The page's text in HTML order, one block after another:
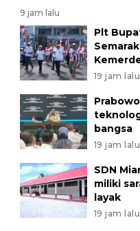
9 jam lalu
Plt
19 jam lalu
bangsa
19 jam lalu
SDN
miliki
layak
19 jam lalu